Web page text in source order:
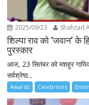
2025/09/23 Shahzad
शिल्पा राव को ‘जवान’ के
पुरस्कार
आज, 23 सितंबर को मशहूर
सर्वश्रेष्ठ...
Awards Celebrities